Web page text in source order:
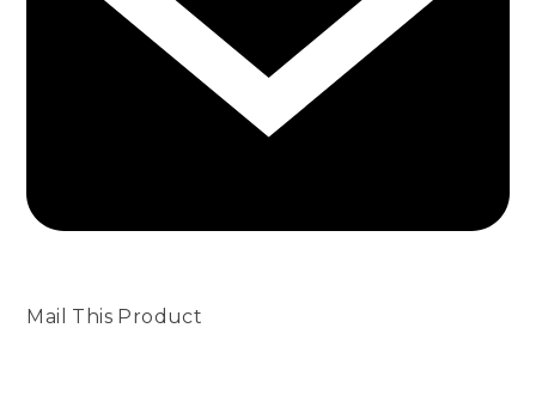
Mail This Product